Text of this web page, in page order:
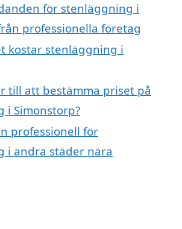
för stenläggning i
professionella företag
kostar stenläggning i
till att bestämma priset på
i Simonstorp?
professionell för
i andra städer nära